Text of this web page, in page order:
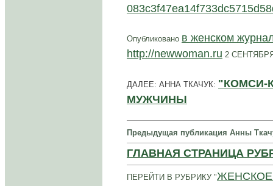
Опубликовано в женском
http://newwoman.ru 2
ДАЛЕЕ: АННА ТКАЧУК: "КОМСИ-
МУЖЧИНЫ
Предыдущая публикация Анны
ГЛАВНАЯ СТРАНИЦА
ПЕРЕЙТИ В РУБРИКУ "